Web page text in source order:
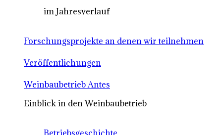
im Jahresverlauf
Forschungsprojekte an denen wir teilnehmen
Veröffentlichungen
Weinbaubetrieb Antes
Einblick in den Weinbaubetrieb